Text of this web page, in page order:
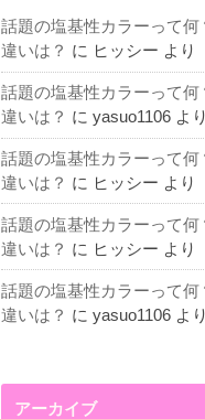
話題の塩基性カラーって
違いは？ に ヒッシー より
話題の塩基性カラーって
違いは？ に yasuo1106 より
話題の塩基性カラーって
違いは？ に ヒッシー より
話題の塩基性カラーって
違いは？ に ヒッシー より
話題の塩基性カラーって
違いは？ に yasuo1106 より
アーカイブ